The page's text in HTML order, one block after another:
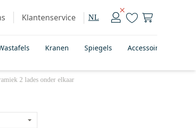
Klantenservice NL
Kranen Spiegels Accessoires
2 lades onder elkaar